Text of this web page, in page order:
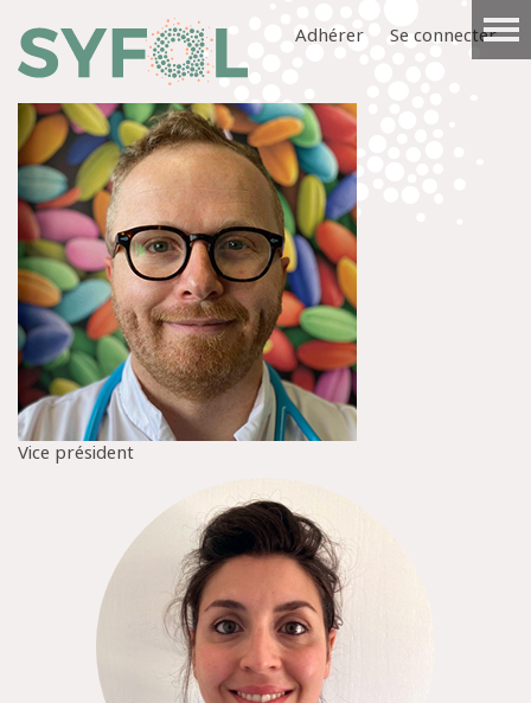
Adhérer Se connecter
Vice président